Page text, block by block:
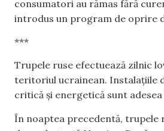
consumatori au rămas fără
introdus un program de oprire
***
Trupele ruse efectuează zilnic
teritoriul ucrainean. Instalațiile
critică și energetică sunt
În noaptea precedentă, trupele